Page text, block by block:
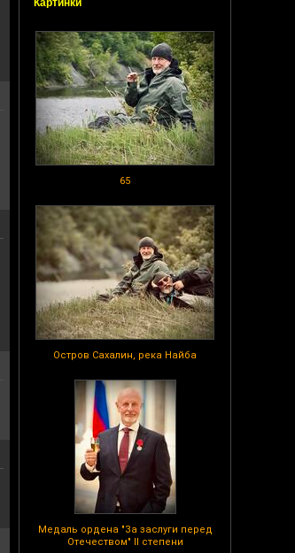
Картинки
65
Остров Сахалин, река Найба
Медаль ордена "За заслуги перед
Отечеством" II степени